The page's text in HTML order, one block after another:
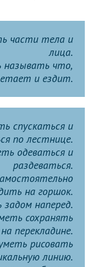
части тела и
лица.
называть что,
и ездит.
спускаться и
по лестнице.
одеваться и
раздеваться.
на горшок.
наперед.
сохранять
перекладине.
рисовать
линию.